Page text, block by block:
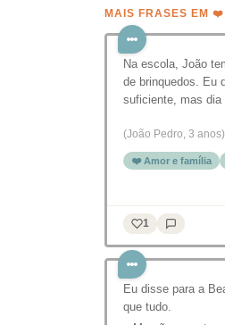
MAIS FRASES EM
Na escola, João
de brinquedos. Eu
suficiente, mas
(João Pedro, 3 anos)
❤️ Amor e família
1
Eu disse para a
que tudo.